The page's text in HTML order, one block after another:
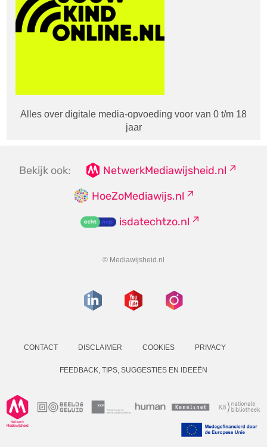
Alles over digitale media-opvoeding voor van 0 t/m 18
jaar
Bekijk ook:
NetwerkMediawijsheid.nl
HoeZoMediawijs.nl
isdatechtzo.nl
© Mediawijsheid.nl
CONTACT DISCLAIMER COOKIES PRIVACY
FEEDBACK, TIPS, SUGGESTIES EN IDEEËN